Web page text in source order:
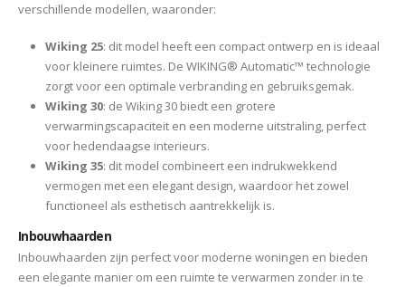
verschillende modellen, waaronder:
Wiking 25: dit model heeft een compact ontwerp en is ideaal
voor kleinere ruimtes. De WIKING® Automatic™ technologie
zorgt voor een optimale verbranding en gebruiksgemak.
Wiking 30: de Wiking 30 biedt een grotere
verwarmingscapaciteit en een moderne uitstraling, perfect
voor hedendaagse interieurs.
Wiking 35: dit model combineert een indrukwekkend
vermogen met een elegant design, waardoor het zowel
functioneel als esthetisch aantrekkelijk is.
Inbouwhaarden
Inbouwhaarden zijn perfect voor moderne woningen en bieden
een elegante manier om een ruimte te verwarmen zonder in te